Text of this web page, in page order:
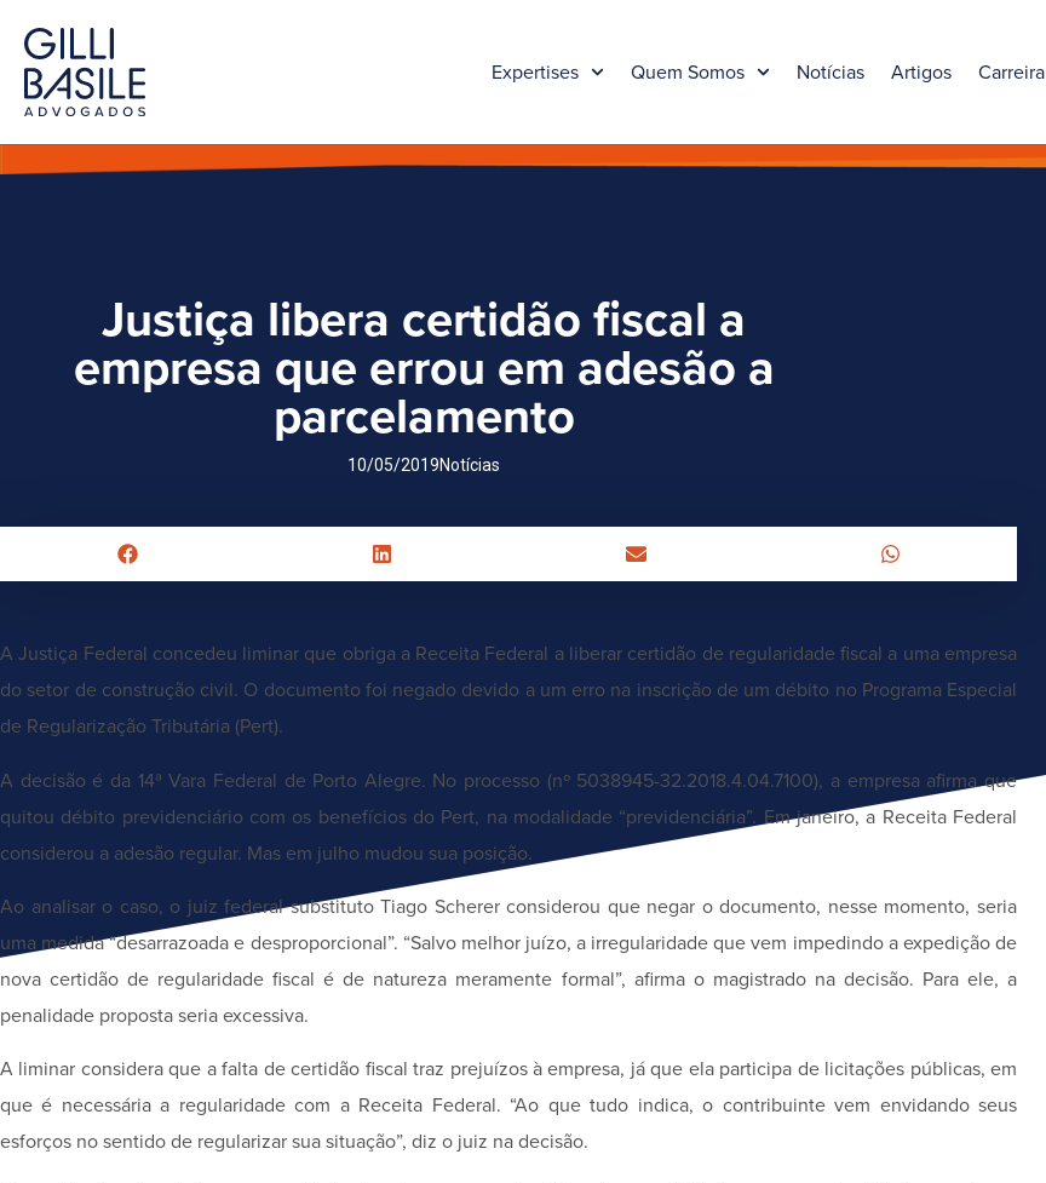
Expertises Quem Somos Notícias Artigos Carreira
Justiça libera certidão fiscal a
empresa que errou em adesão a
parcelamento
10/05/2019Notícias
A Justiça Federal concedeu liminar que obriga a Receita Federal a liberar certidão de regularidade fiscal a uma empresa
do setor de construção civil. O documento foi negado devido a um erro na inscrição de um débito no Programa Especial
de Regularização Tributária (Pert).
A decisão é da 14ª Vara Federal de Porto Alegre. No processo (nº 5038945-32.2018.4.04.7100), a empresa afirma que
quitou débito previdenciário com os benefícios do Pert, na modalidade “previdenciária”. Em janeiro, a Receita Federal
considerou a adesão regular. Mas em julho mudou sua posição.
Ao analisar o caso, o juiz federal substituto Tiago Scherer considerou que negar o documento, nesse momento, seria
uma medida “desarrazoada e desproporcional”. “Salvo melhor juízo, a irregularidade que vem impedindo a expedição de
nova certidão de regularidade fiscal é de natureza meramente formal”, afirma o magistrado na decisão. Para ele, a
penalidade proposta seria excessiva.
A liminar considera que a falta de certidão fiscal traz prejuízos à empresa, já que ela participa de licitações públicas, em
que é necessária a regularidade com a Receita Federal. “Ao que tudo indica, o contribuinte vem envidando seus
esforços no sentido de regularizar sua situação”, diz o juiz na decisão.